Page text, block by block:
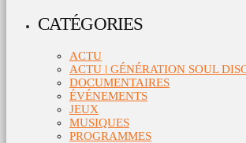
CATÉGORIES
ACTU
ACTU | GÉNÉRATION SOUL
DOCUMENTAIRES
ÉVÉNEMENTS
JEUX
MUSIQUES
PROGRAMMES